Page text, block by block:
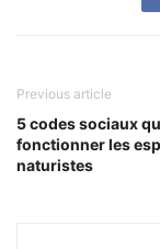
Previous article
5 codes sociaux
fonctionner les
naturistes